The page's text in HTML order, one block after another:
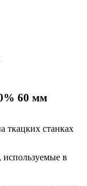
60 мм
ткацких станках
в